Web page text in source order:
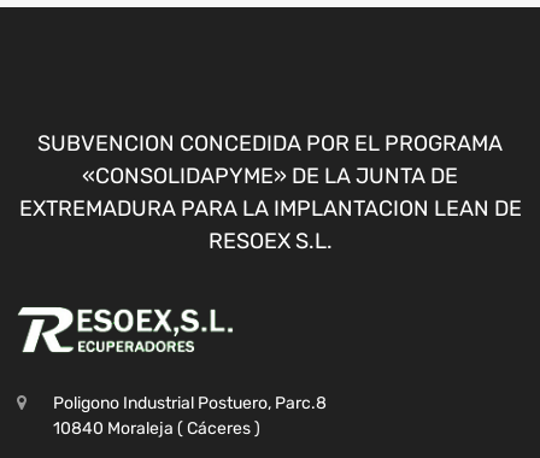
SUBVENCION CONCEDIDA POR EL PROGRAMA
«CONSOLIDAPYME» DE LA JUNTA DE
EXTREMADURA PARA LA IMPLANTACION LEAN DE
RESOEX S.L.
Poligono Industrial Postuero, Parc.8
10840 Moraleja ( Cáceres )